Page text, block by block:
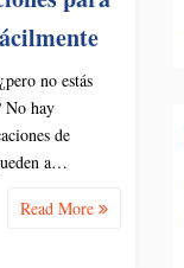
no estás
No hay
de
a…
Read More